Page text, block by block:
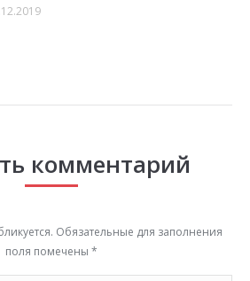
комментарий
Обязательные для заполнения
поля помечены *